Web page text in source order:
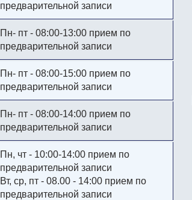
предварительной записи
Пн- пт - 08:00-13:00 прием по
предварительной записи
Пн- пт - 08:00-15:00 прием по
предварительной записи
Пн- пт - 08:00-14:00 прием по
предварительной записи
Пн, чт - 10:00-14:00 прием по
предварительной записи
Вт, ср, пт - 08.00 - 14:00 прием по
предварительной записи